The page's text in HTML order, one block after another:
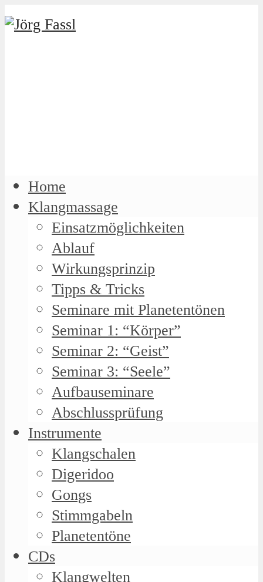
Home
Klangmassage
Einsatzmöglichkeiten
Ablauf
Wirkungsprinzip
Tipps & Tricks
Seminare mit Planetentönen
Seminar 1: “Körper”
Seminar 2: “Geist”
Seminar 3: “Seele”
Aufbauseminare
Abschlussprüfung
Instrumente
Klangschalen
Digeridoo
Gongs
Stimmgabeln
Planetentöne
CDs
Klangwelten